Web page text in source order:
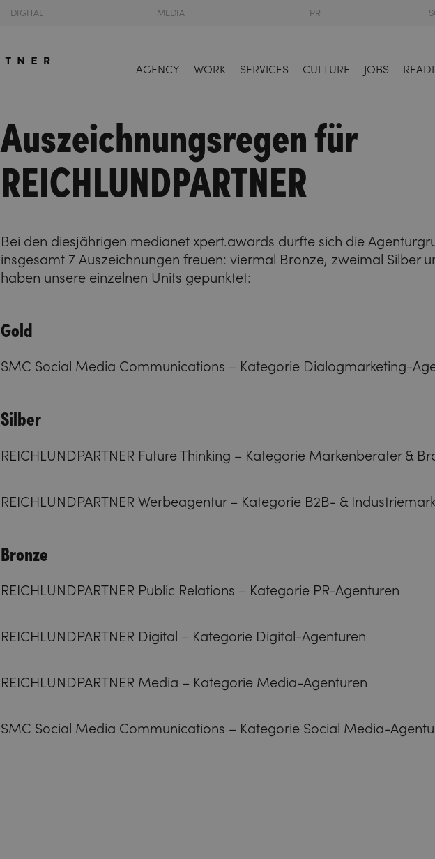
DIGITAL MEDIA PR
AGENCY WORK SERVICES CULTURE JOBS
Auszeichnungsregen für
REICHLUNDPARTNER
Bei den diesjährigen medianet xpert.awards durfte sich die
insgesamt 7 Auszeichnungen freuen: viermal Bronze, zweimal Silber
haben unsere einzelnen Units gepunktet:
Gold
SMC Social Media Communications – Kategorie Dialogmarketing-
Silber
REICHLUNDPARTNER Future Thinking – Kategorie Markenberater &
REICHLUNDPARTNER Werbeagentur – Kategorie B2B- &
Bronze
REICHLUNDPARTNER Public Relations – Kategorie PR-Agenturen
REICHLUNDPARTNER Digital – Kategorie Digital-Agenturen
REICHLUNDPARTNER Media – Kategorie Media-Agenturen
SMC Social Media Communications – Kategorie Social Media-